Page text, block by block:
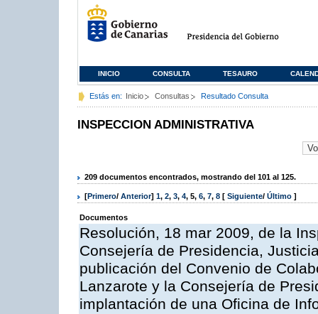
INICIO CONSULTA TESAURO
Estás en: Inicio Consultas Resultado Consulta
INSPECCION ADMINISTRATIVA
209 documentos encontrados, mostrando del 101 al 125.
[Primero/ Anterior] 1, 2, 3, 4, 5, 6, 7, 8 [ Siguiente/ Último ]
Documentos
Resolución, 18 mar 2009, de la
Consejería de Presidencia,
publicación del Convenio de
Lanzarote y la Consejería de
implantación de una Oficina de